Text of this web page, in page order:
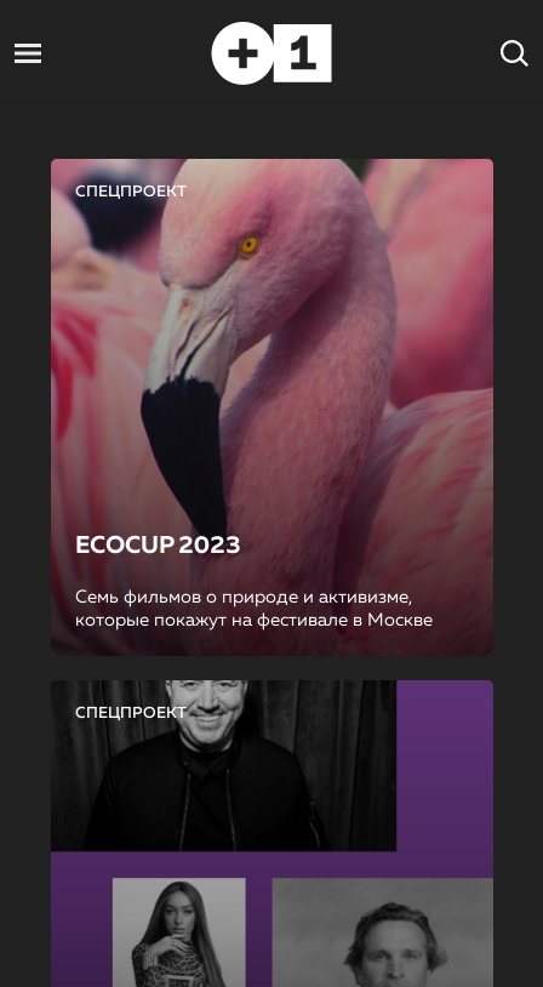
СПЕЦПРОЕКТ
ECOCUP 2023
Семь фильмов о природе и активизме,
которые покажут на фестивале в Москве
СПЕЦПРОЕКТ